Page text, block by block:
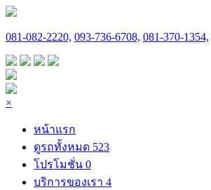
081-082-2220, 093-736-6708, 081-370-1354,
×
หน้าแรก
ดูรถทั้งหมด 523
โปรโมชั่น 0
บริการของเรา 4